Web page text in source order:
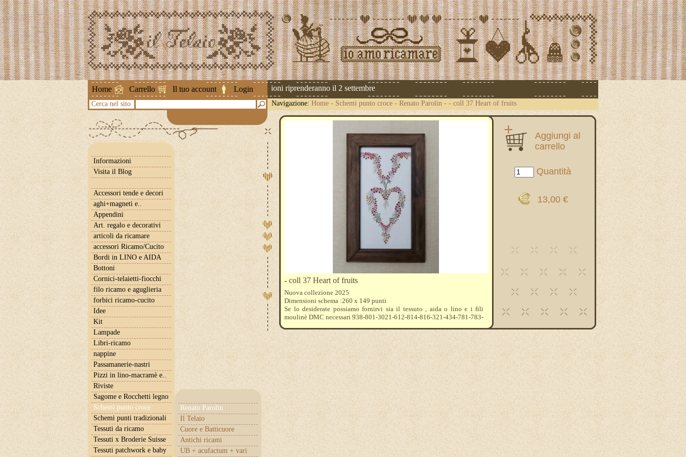
Home Carrello Il tuo account Login
Attenzione ! Le spedizioni riprenderanno il 2 settembre
Cerca nel sito Navigazione: Home - Schemi punto croce - Renato Parolin - - coll 37 Heart of fruits
Informazioni
Visita il Blog
Accessori tende e decori
aghi+magneti e..
Appendini
Art. regalo e decorativi
articoli da ricamare
accessori Ricamo/Cucito
Bordi in LINO e AIDA
Bottoni
Cornici-telaietti-fiocchi
filo ricamo e aguglieria
forbici ricamo-cucito
Idee
Kit
Lampade
Libri-ricamo
nappine
Passamanerie-nastri
Pizzi in lino-macramè e..
Riviste
Sagome e Rocchetti legno
Schemi punto croce
Renato Parolin
Il Telaio
Cuore e Batticuore
Antichi ricami
UB + acufactum + vari
Schemi punti tradizionali
Tessuti da ricamo
Tessuti x Broderie Suisse
Tessuti patchwork e baby
Aggiungi al
carrello
Quantità
13,00 €
- coll 37 Heart of fruits
Nuova collezione 2025
Dimensioni schema :260 x 149 punti
Se lo desiderate possiamo fornirvi sia il tessuto , aida o lino e i fili
moulinè DMC necessari 938-801-3021-612-814-816-321-434-781-783-